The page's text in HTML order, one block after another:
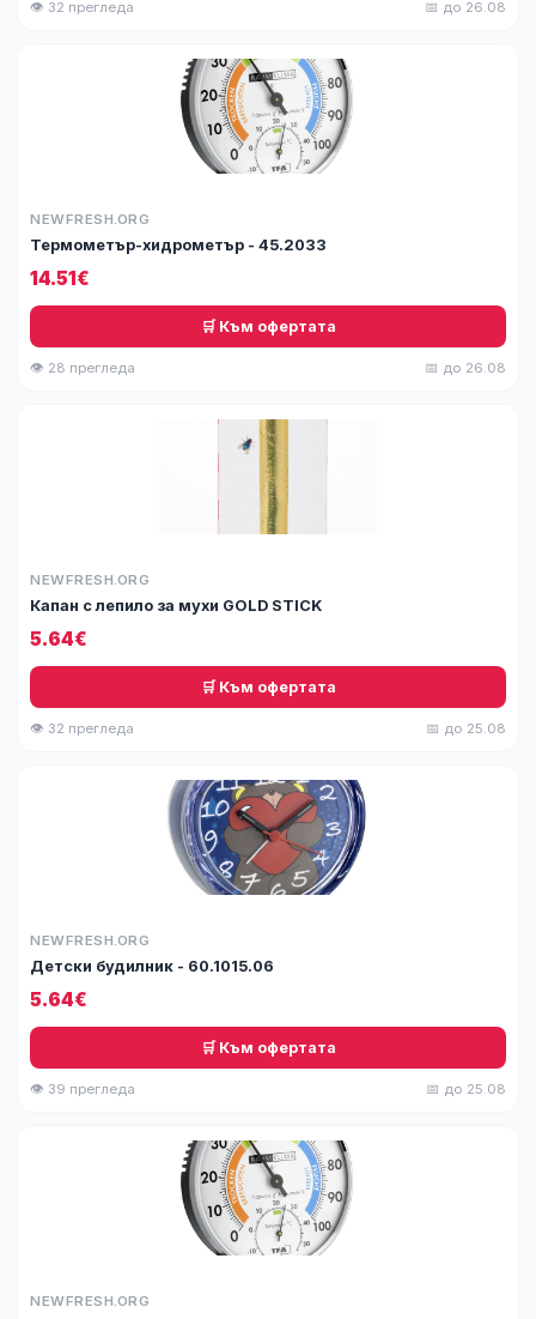
👁 32 прегледа 📅 до 26.08
NEWFRESH.ORG
Термометър-хидрометър - 45.2033
14.51€
🛒 Към офертата
👁 28 прегледа 📅 до 26.08
NEWFRESH.ORG
Капан с лепило за мухи GOLD STICK
5.64€
🛒 Към офертата
👁 32 прегледа 📅 до 25.08
NEWFRESH.ORG
Детски будилник - 60.1015.06
5.64€
🛒 Към офертата
👁 39 прегледа 📅 до 25.08
NEWFRESH.ORG